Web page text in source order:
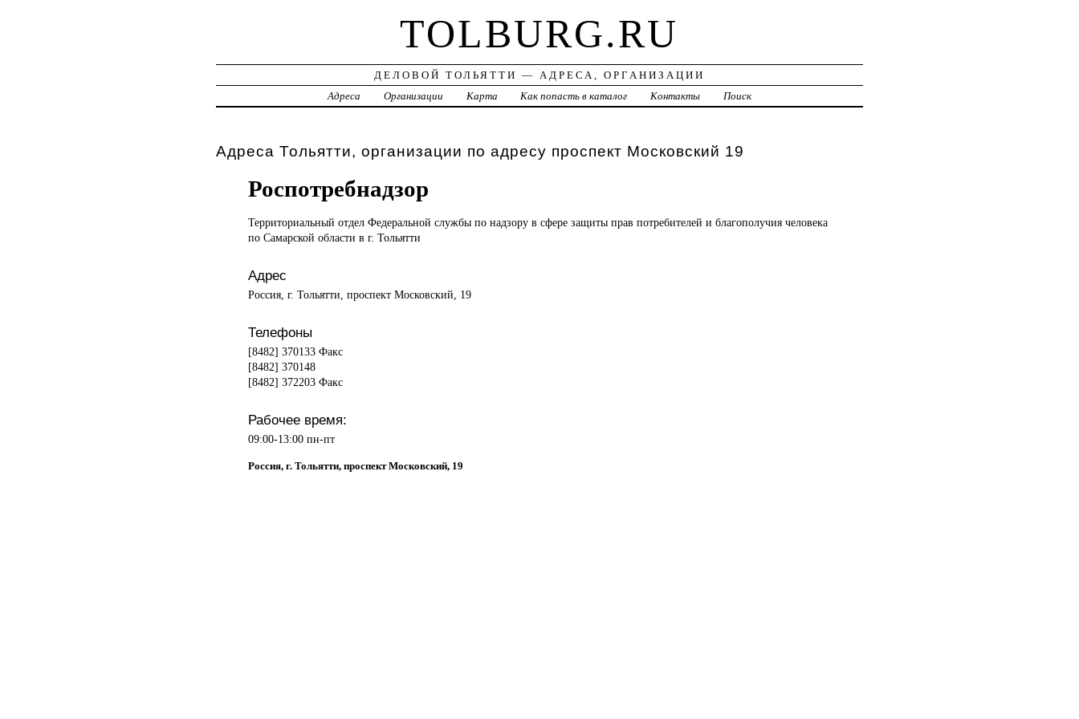
TOLBURG.RU
ДЕЛОВОЙ ТОЛЬЯТТИ — АДРЕСА, ОРГАНИЗАЦИИ
Адреса
Организации Карта Как попасть в каталог Контакты Поиск
Адреса Тольятти, организации по адресу проспект Московский 19
Роспотребнадзор
Территориальный отдел Федеральной службы по надзору в сфере защиты прав потребителей и благополучия человека
по Самарской области в г. Тольятти
Адрес
Россия, г. Тольятти, проспект Московский, 19
Телефоны
[8482] 370133 Факс
[8482] 370148
[8482] 372203 Факс
Рабочее время:
09:00-13:00 пн-пт
Россия, г. Тольятти, проспект Московский, 19